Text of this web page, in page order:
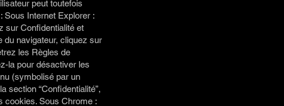
peut toutefois
Sous Internet Explorer :
sur Confidentialité et
du navigateur, cliquez sur
les Règles de
la pour désactiver les
(symbolisé par un
section “Confidentialité”,
cookies. Sous Chrome :